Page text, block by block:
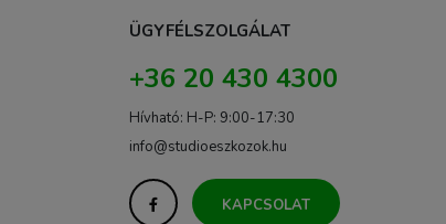
ÜGYFÉLSZOLGÁLAT
+36 20 430 4300
Hívható: H-P: 9:00-17:30
info@studioeszkozok.hu
KAPCSOLAT